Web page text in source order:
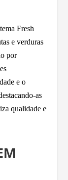
Fresh
e verduras
por
e o
as
qualidade e